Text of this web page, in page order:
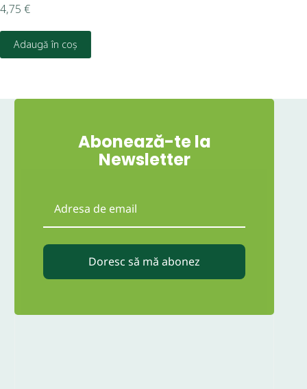
4,75 €
Adaugă în coș
Abonează-te la
Newsletter
Doresc să mă abonez